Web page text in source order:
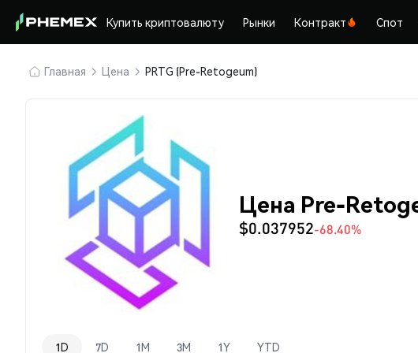
Купить криптовалюту Рынки Контракт Спот
Главная Цена PRTG (Pre-Retogeum)
Цена Pre-
$0.037952-68.40%
1D 7D 1M 3M 1Y YTD